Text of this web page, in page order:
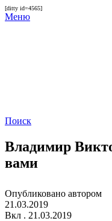
[ditty id=4565]
Меню
Поиск
Владимир
вами
Опубликовано автором
21.03.2019
Вкл . 21.03.2019